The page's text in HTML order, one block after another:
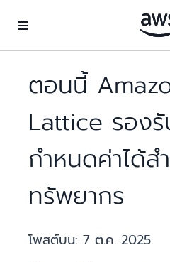
ตอนนี้
Lattice รอง
กำหนดค่าได้ส
ทรัพยากร
โพสต์บน: 7 ต.ค. 2025